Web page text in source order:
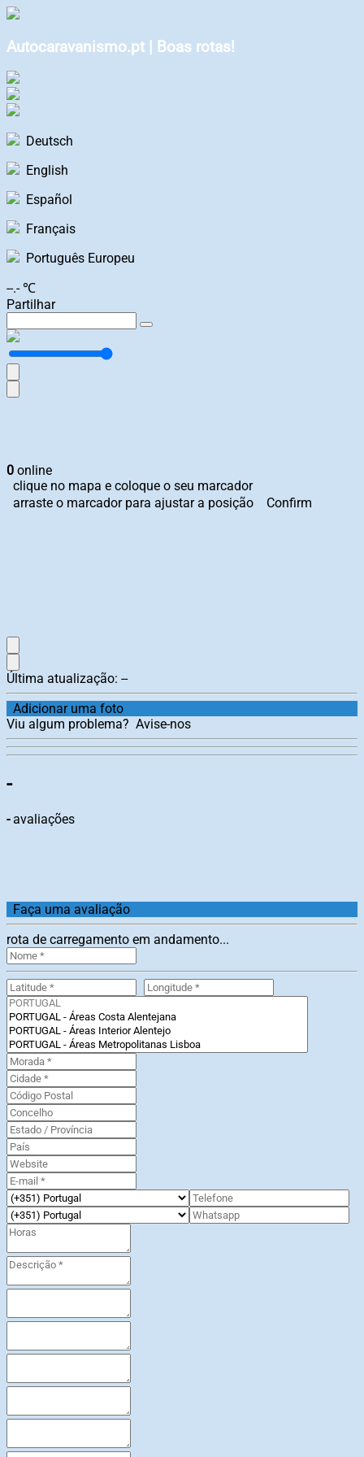
Autocaravanismo.pt | Boas rotas!
Deutsch
English
Español
Français
Português Europeu
--.- ℃
Partilhar
0 online
clique no mapa e coloque o seu marcador
arraste o marcador para ajustar a posição
Confirm
Última atualização: --
Adicionar uma foto
Viu algum problema? Avise-nos
-
-avaliações
Faça uma avaliação
rota de carregamento em andamento...